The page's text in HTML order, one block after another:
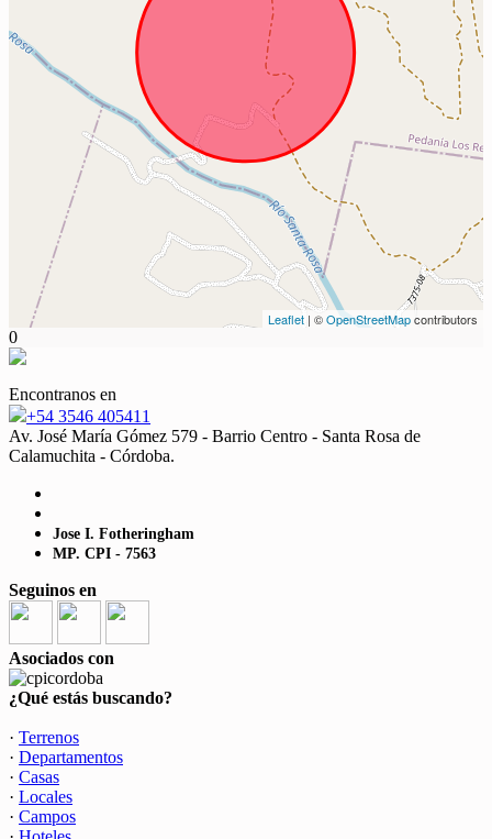
Leaflet | ©OpenStreetMapcontributors
0
Encontranos en
+54 3546 405411
Av. José María Gómez 579 - Barrio Centro - Santa Rosa de
Calamuchita - Córdoba.
Jose I. Fotheringham
MP. CPI - 7563
Seguinos en
Asociados con
¿Qué estás buscando?
· Terrenos
· Departamentos
· Casas
· Locales
· Campos